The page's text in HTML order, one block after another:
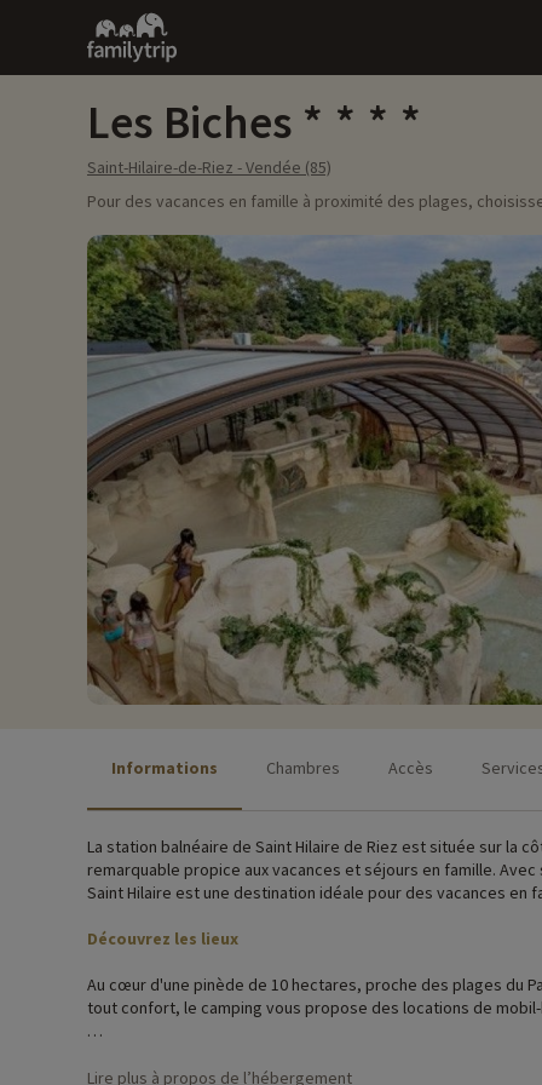
Family
trip
Les Biches
Saint-Hilaire-de-Riez - Vendée (85)
Pour des vacances en famille à proximité des plages,
Informations Chambres Accès
La station balnéaire de Saint Hilaire de Riez est située sur la
remarquable propice aux vacances et séjours en famille.
Saint Hilaire est une destination idéale pour des vacances en
Découvrez les lieux
Au cœur d'une pinède de 10 hectares, proche des plages du
tout confort, le camping vous propose des locations de
vidéo, salle de fitness, mini-golf… Tout y est pour passer des
Lire plus à propos de l’hébergement